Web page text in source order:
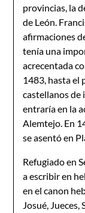
provincias, la
de León.
afirmaciones
tenía una
acrecentada
1483, hasta el
castellanos de
entraría en la
Alemtejo. En
se asentó en
Refugiado en
a escribir en
en el canon
Josué,